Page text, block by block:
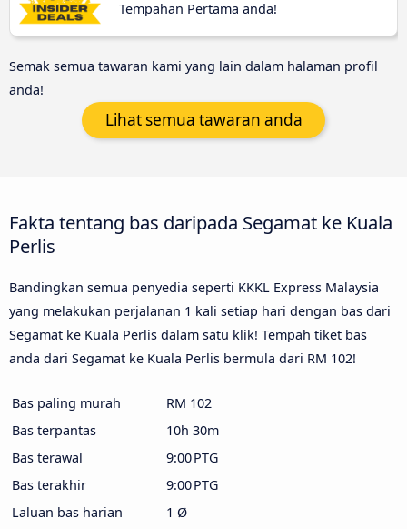
Tempahan Pertama anda!
Semak semua tawaran kami yang lain dalam halaman profil
anda!
Lihat semua tawaran anda
Fakta tentang bas daripada Segamat ke Kuala
Perlis
Bandingkan semua penyedia seperti KKKL Express Malaysia
yang melakukan perjalanan 1 kali setiap hari dengan bas dari
Segamat ke Kuala Perlis dalam satu klik! Tempah tiket bas
anda dari Segamat ke Kuala Perlis bermula dari RM 102!
Bas paling murah
RM 102
Bas terpantas
10h 30m
Bas terawal
9:00 PTG
Bas terakhir
9:00 PTG
Laluan bas harian
1 Ø